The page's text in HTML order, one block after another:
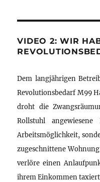
VIDEO 2: WIR
Dem langjährigen
Revolutionsbedarf M99
droht die
Rollstuhl
Arbeitsmöglichkeit,
zugeschnittene
verlöre einen
ihrem Einkommen